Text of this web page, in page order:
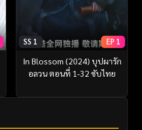
SS 1 EP 1
In Blossom (2024) บุปผารัก
อลวน ตอนที่ 1-32 ซับไทย